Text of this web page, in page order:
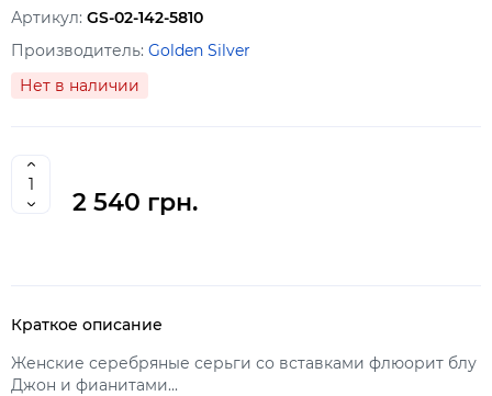
Артикул: GS-02-142-5810
Производитель: Golden Silver
Нет в наличии
2 540 грн.
Краткое описание
Женские серебряные серьги со вставками флюорит блу
Джон и фианитами...